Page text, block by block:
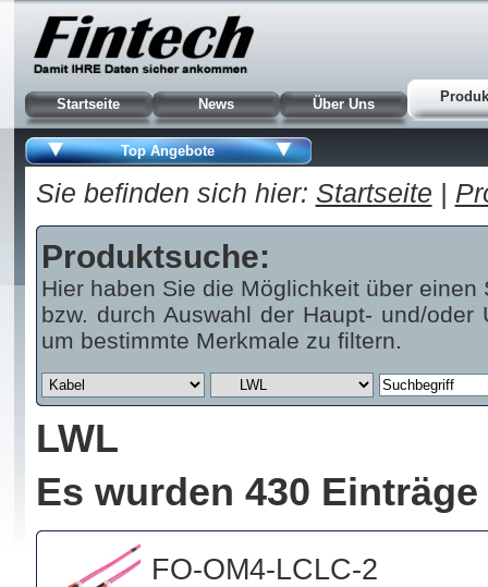
Startseite News Über Uns
Top Angebote
Sie befinden sich hier: Startseite |
Produktsuche:
Hier haben Sie die Möglichkeit über
bzw. durch Auswahl der Haupt- und/
um bestimmte Merkmale zu filtern.
LWL
Es wurden 430
FO-OM4-LCLC-2